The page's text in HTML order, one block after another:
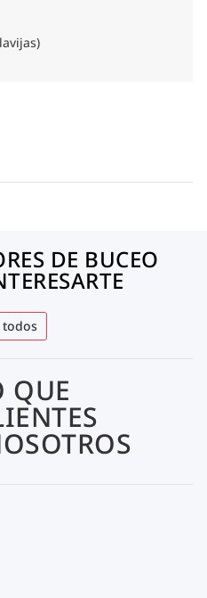
DE BUCEO
todos
QUE